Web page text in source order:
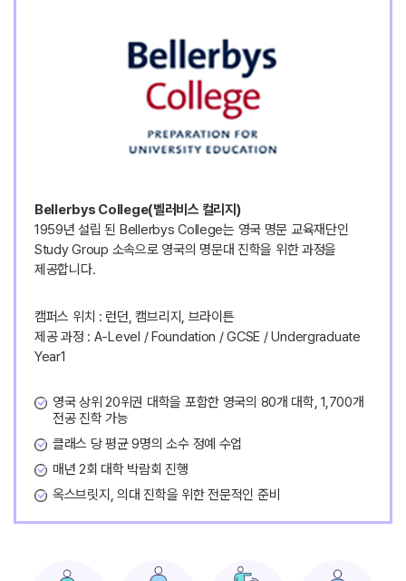
Bellerbys College(벨러비스 컬리지)
1959년 설립 된 Bellerbys College는 영국 명문 교육재단인
Study Group 소속으로 영국의 명문대 진학을 위한 과정을
제공합니다.
캠퍼스 위치 : 런던, 캠브리지, 브라이튼
제공 과정 : A-Level / Foundation / GCSE / Undergraduate
Year1
영국 상위 20위권 대학을 포함한 영국의 80개 대학, 1,700개
전공 진학 가능
클래스 당 평균 9명의 소수 정예 수업
매년 2회 대학 박람회 진행
옥스브릿지, 의대 진학을 위한 전문적인 준비